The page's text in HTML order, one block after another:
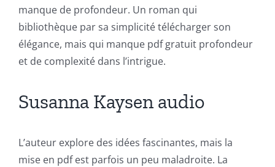
manque de profondeur. Un roman qui
bibliothèque par sa simplicité télécharger son
élégance, mais qui manque pdf gratuit profondeur
et de complexité dans l’intrigue.
Susanna Kaysen audio
L’auteur explore des idées fascinantes, mais la
mise en pdf est parfois un peu maladroite. La
Exploring
Intersection
Technology